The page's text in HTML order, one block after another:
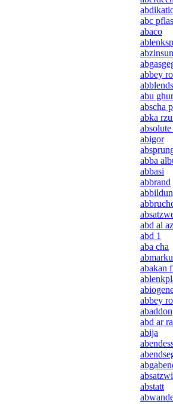
abc
abaco
abbey
abu
abscha
abka
abigor
abba
abbasi
abbrand
abd al
abd 1
aba cha
abakan
abbey
abaddon
abd ar
abija
abstatt